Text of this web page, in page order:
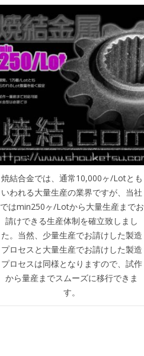
焼結合金では、通常10,000ヶ/Lotとも
いわれる大量生産の業界ですが、当社
ではmin250ヶ/Lotから大量生産までお
請けできる生産体制を確立致しまし
た。当然、少量生産でお請けした製造
プロセスと大量生産でお請けした製造
プロセスは同様となりますので、試作
から量産までスムーズに移行できま
す。